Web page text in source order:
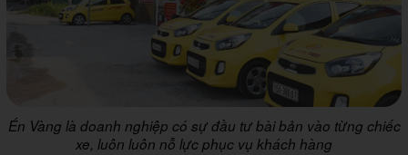
Én Vàng là doanh nghiệp có sự đầu tư bài bản vào từng chiếc
xe, luôn luôn nỗ lực phục vụ khách hàng